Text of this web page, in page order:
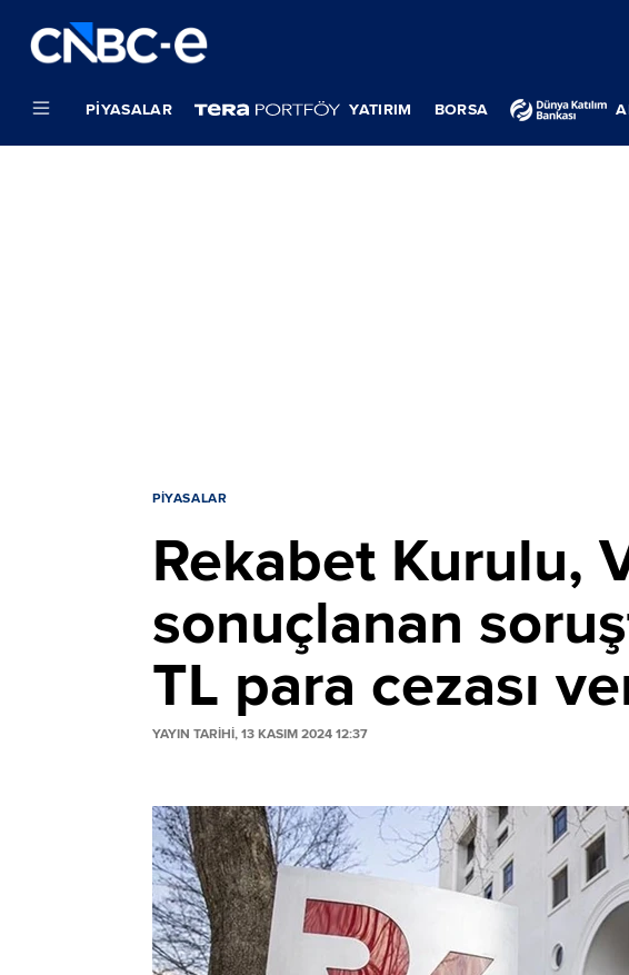
PIYASALAR YATIRIM BORSA
PIYASALAR
Rekabet Kurulu,
sonuçlanan
TL para cezası
YAYIN TARİHİ, 13 KASIM 2024 12:37